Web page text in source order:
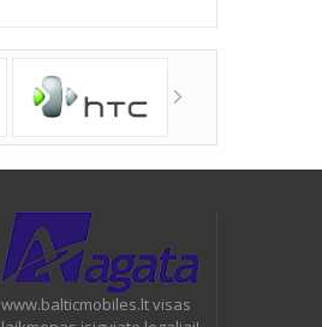
www.balticmobiles.lt visas